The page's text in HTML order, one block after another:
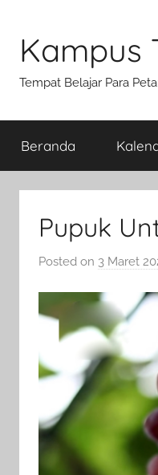
content
Kampus
Tempat Belajar Para
Beranda
Pupuk
Posted on 3 Maret